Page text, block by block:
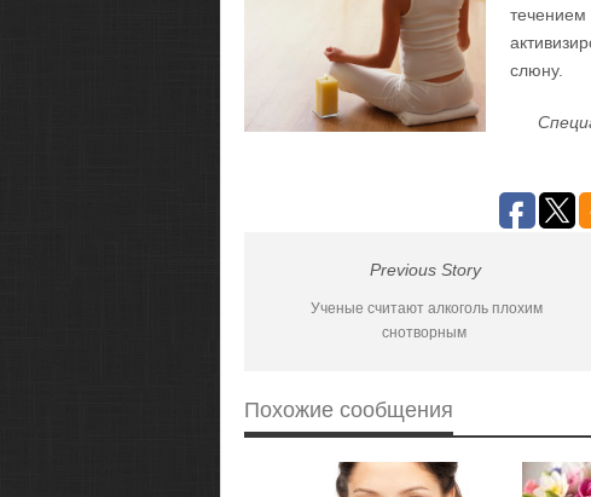
течением
слюну.
Previous Story
Ученые считают алкоголь плохим
снотворным
Похожие сообщения